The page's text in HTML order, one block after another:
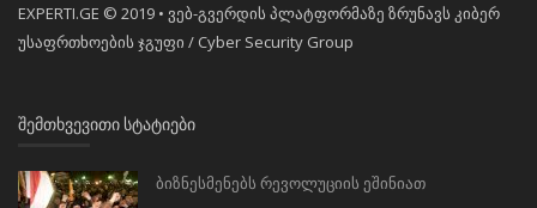
EXPERTI.GE © 2019 • ვებ-გვერდის პლატფორმაზე ზრუნავს კიბერ
უსაფრთხოების ჯგუფი / Cyber Security Group
ᲨᲔᲛᲗᲮᲕᲔᲕᲘᲗᲘ ᲡᲢᲐᲢᲘᲔᲑᲘ
ბიზნესმენებს რევოლუციის ეშინიათ